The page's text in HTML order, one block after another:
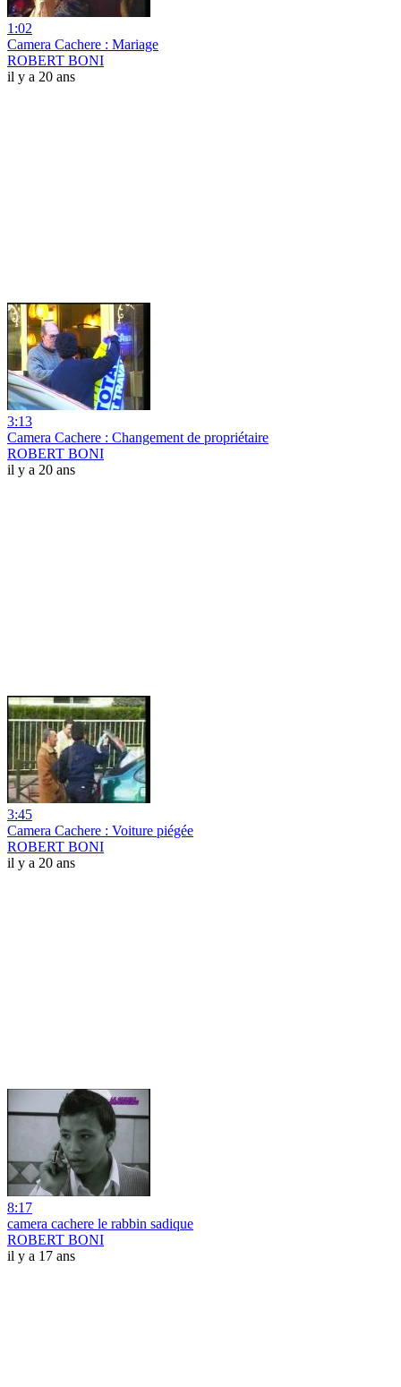
1:02
Camera Cachere : Mariage
ROBERT BONI
il y a 20 ans
3:13
Camera Cachere : Changement de propriétaire
ROBERT BONI
il y a 20 ans
3:45
Camera Cachere : Voiture piégée
ROBERT BONI
il y a 20 ans
8:17
camera cachere le rabbin sadique
ROBERT BONI
il y a 17 ans